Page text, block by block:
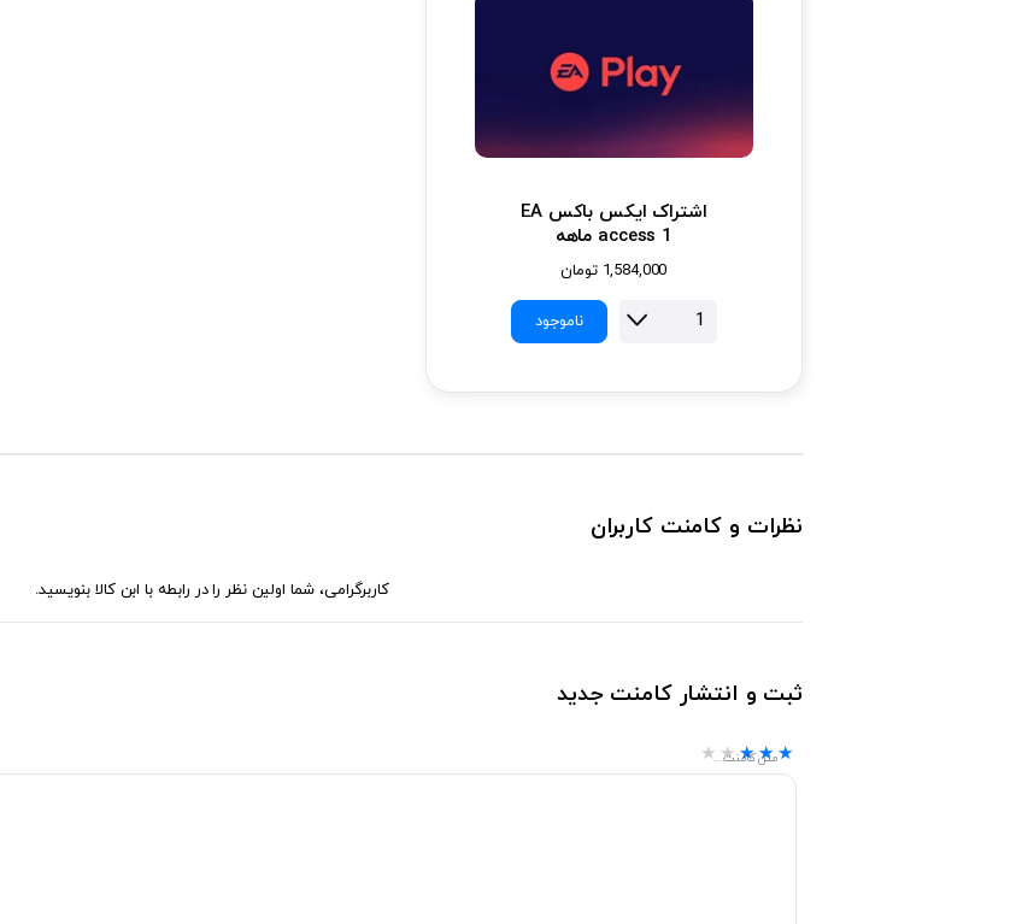
اشتراک ایکس باکس EA
access 1 ماهه
1,584,000 تومان
ناموجود
نظرات و کامنت کاربران
کاربرگرامی، شما اولین نظر را در رابطه با ابن کالا بنویسید.
ثبت و انتشار کامنت جدید
★★★★★
★★★★★
★★★★★
متن کامنت...